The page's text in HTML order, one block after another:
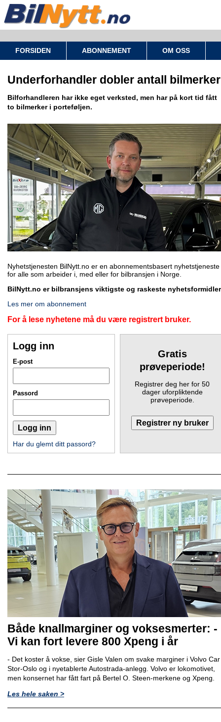
FORSIDEN ABONNEMENT OM OSS
Underforhandler dobler antall bilmerker
Bilforhandleren har ikke eget verksted, men har på kort tid fått
to bilmerker i porteføljen.
Nyhetstjenesten BilNytt.no er en abonnementsbasert nyhetstjeneste
for alle som arbeider i, med eller for bilbransjen i Norge.
BilNytt.no er bilbransjens viktigste og raskeste
Les mer om abonnement
For å lese nyhetene må du være registrert bruker.
Logg inn
E-post
Passord
Har du glemt ditt passord?
Gratis
prøveperiode!
Registrer deg her for 50
dager uforpliktende
prøveperiode.
Både knallmarginer og voksesmerter: -
Vi kan fort levere 800 Xpeng i år
- Det koster å vokse, sier Gisle Valen om svake marginer i Volvo Car
Stor-Oslo og i nyetablerte Autostrada-anlegg. Volvo er lokomotivet,
men konsernet har fått fart på Bertel O. Steen-merkene og Xpeng.
Les hele saken >